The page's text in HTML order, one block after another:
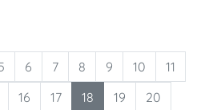
6 7 8 9 10
11
16 17 18 19
20